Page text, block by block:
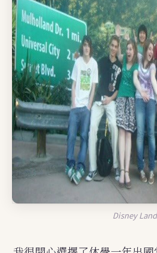
Disney Land